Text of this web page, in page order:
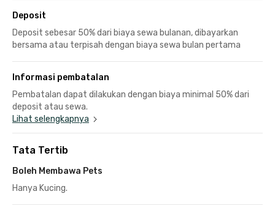
Deposit
Deposit sebesar 50% dari biaya sewa bulanan, dibayarkan
bersama atau terpisah dengan biaya sewa bulan pertama
Informasi pembatalan
Pembatalan dapat dilakukan dengan biaya minimal 50% dari
deposit atau sewa.
Lihat selengkapnya
Tata Tertib
Boleh Membawa Pets
Hanya Kucing.